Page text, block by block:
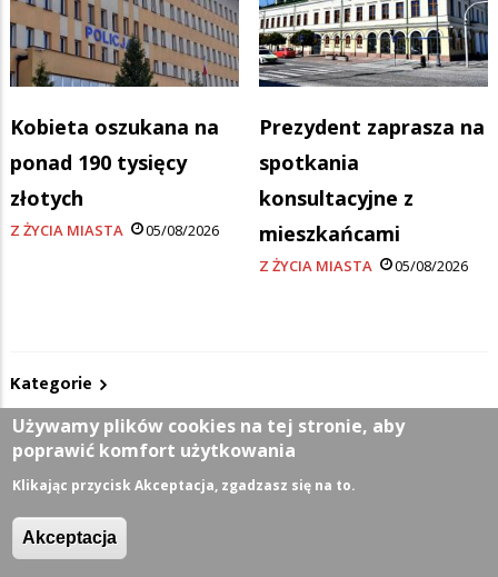
Kobieta oszukana na
ponad 190 tysięcy
złotych
Z ŻYCIA MIASTA 05/08/2026
Prezydent zaprasza na
spotkania
konsultacyjne z
mieszkańcami
Z ŻYCIA MIASTA 05/08/2026
Kategorie
Z życia miasta
Sport
Kultura
Używamy plików cookies na tej stronie, aby
poprawić komfort użytkowania
Klikając przycisk Akceptacja, zgadzasz się na to.
Akceptacja